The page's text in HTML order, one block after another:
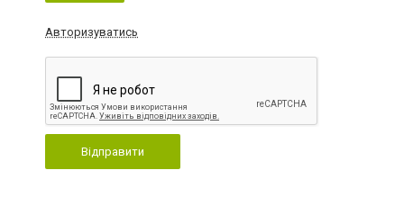
Авторизуватись
Відправити